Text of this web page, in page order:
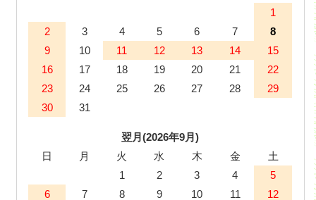
1
2
3 4 5 6 7
8
9
10 11 12 13 14
15
16
17 18 19 20 21
22
23
24 25 26 27 28
29
30
31
翌月(2026年9月)
日
月 火 水 木 金
土
1
2 3 4
5
6
7 8 9 10 11
12